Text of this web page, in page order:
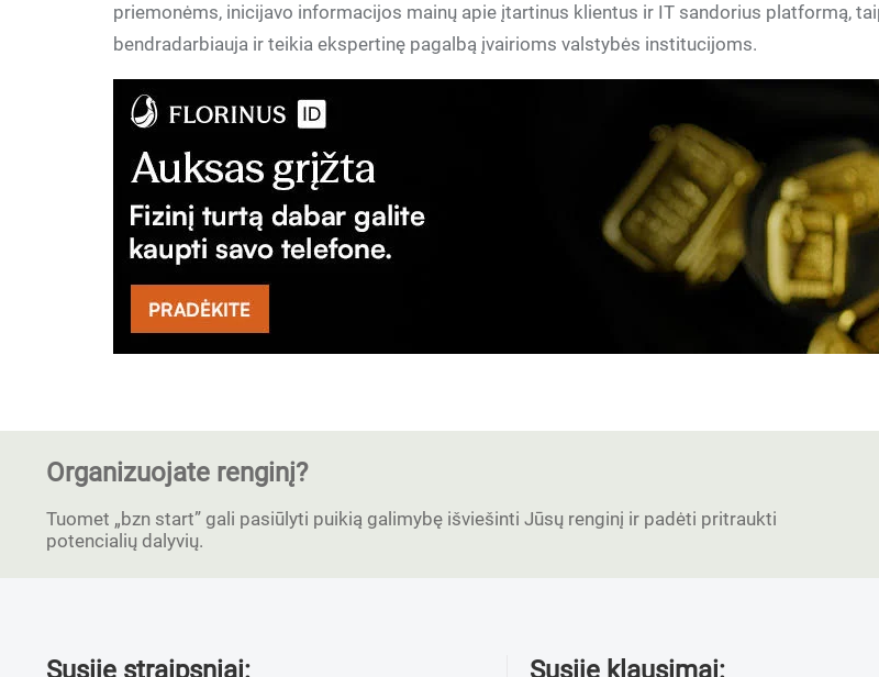
priemonėms, inicijavo informacijos mainų apie įtartinus klientus ir IT sandorius platformą,
bendradarbiauja ir teikia ekspertinę pagalbą įvairioms valstybės institucijoms.
Organizuojate renginį?
Tuomet „bzn start” gali pasiūlyti puikią galimybę išviešinti Jūsų renginį ir padėti pritraukti
potencialių dalyvių.
Susiję straipsniai: Susiję klausimai: